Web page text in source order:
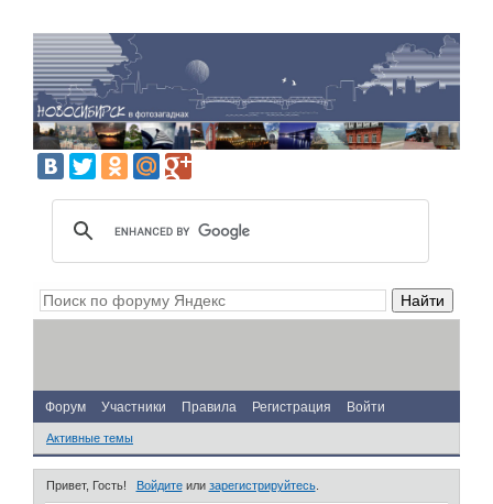
Форум Участники Правила Регистрация Войти
Активные темы
Привет, Гость! Войдитеили зарегистрируйтесь.